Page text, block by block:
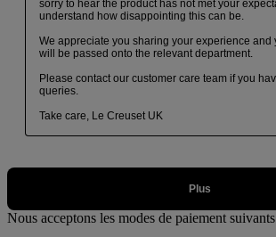
Nous acceptons les modes de paiement suivants